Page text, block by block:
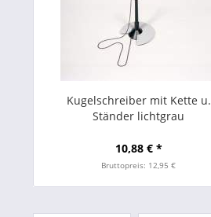
Kugelschreiber mit Kette u.
Ständer lichtgrau
10,88 € *
Bruttopreis: 12,95 €